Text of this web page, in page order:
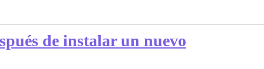
de instalar un nuevo